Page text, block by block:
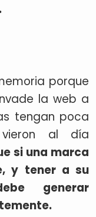
porque
la web a
tengan poca
al día
si una marca
y tener a su
generar